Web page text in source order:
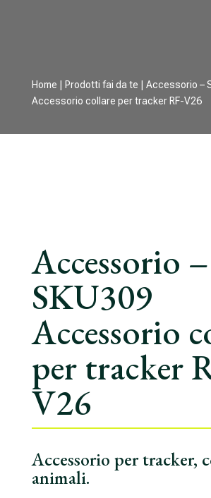
Home Prodotti fai da te | Accessorio –
Accessorio collare per tracker RF-V26
Accessorio –
SKU309
Accessorio
per tracker
V26
Accessorio per tracker,
animali.